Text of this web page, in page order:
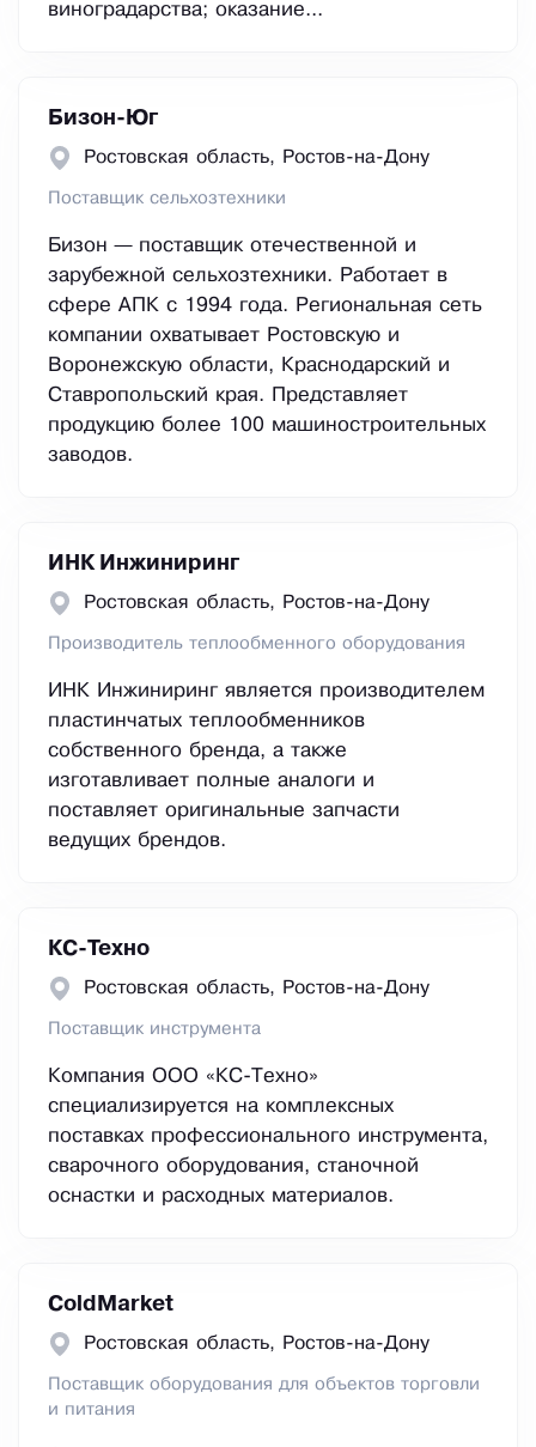
виноградарства; оказание...
Бизон-Юг
Ростовская область, Ростов-на-Дону
Поставщик сельхозтехники
Бизон — поставщик отечественной и
зарубежной сельхозтехники. Работает в
сфере АПК с 1994 года. Региональная сеть
компании охватывает Ростовскую и
Воронежскую области, Краснодарский и
Ставропольский края. Представляет
продукцию более 100 машиностроительных
заводов.
ИНК Инжиниринг
Ростовская область, Ростов-на-Дону
Производитель теплообменного оборудования
ИНК Инжиниринг является производителем
пластинчатых теплообменников
собственного бренда, а также
изготавливает полные аналоги и
поставляет оригинальные запчасти
ведущих брендов.
КС-Техно
Ростовская область, Ростов-на-Дону
Поставщик инструмента
Компания ООО «КС-Техно»
специализируется на комплексных
поставках профессионального инструмента,
сварочного оборудования, станочной
оснастки и расходных материалов.
ColdMarket
Ростовская область, Ростов-на-Дону
Поставщик оборудования для объектов торговли
и питания